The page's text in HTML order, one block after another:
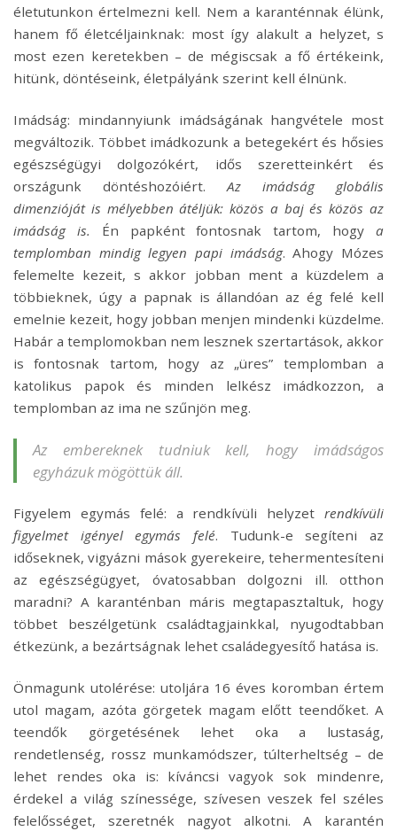
életutunkon értelmezni kell. Nem a karanténnak élünk,
hanem fő életcéljainknak: most így alakult a helyzet, s
most ezen keretekben – de mégiscsak a fő értékeink,
hitünk, döntéseink, életpályánk szerint kell élnünk.
Imádság: mindannyiunk imádságának hangvétele most
megváltozik. Többet imádkozunk a betegekért és hősies
egészségügyi dolgozókért, idős szeretteinkért és
országunk döntéshozóiért.Az imádság globális
dimenzióját is mélyebben átéljük: közös a baj és közös az
imádság is. Én papként fontosnak tartom, hogya
templomban mindig legyen papi imádság. Ahogy Mózes
felemelte kezeit, s akkor jobban ment a küzdelem a
többieknek, úgy a papnak is állandóan az ég felé kell
emelnie kezeit, hogy jobban menjen mindenki küzdelme.
Habár a templomokban nem lesznek szertartások, akkor
is fontosnak tartom, hogy az „üres” templomban a
katolikus papok és minden lelkész imádkozzon, a
templomban az ima ne szűnjön meg.
Az embereknek tudniuk kell, hogy imádságos
egyházuk mögöttük áll.
Figyelem egymás felé: a rendkívüli helyzet rendkívüli
figyelmet igényel egymás felé. Tudunk-e segíteni az
időseknek, vigyázni mások gyerekeire, tehermentesíteni
az egészségügyet, óvatosabban dolgozni ill. otthon
maradni? A karanténban máris megtapasztaltuk, hogy
többet beszélgetünk családtagjainkkal, nyugodtabban
étkezünk, a bezártságnak lehet családegyesítő hatása is.
Önmagunk utolérése: utoljára 16 éves koromban értem
utol magam, azóta görgetek magam előtt teendőket. A
teendők görgetésének lehet oka a lustaság,
rendetlenség, rossz munkamódszer, túlterheltség – de
lehet rendes oka is: kíváncsi vagyok sok mindenre,
érdekel a világ színessége, szívesen veszek fel széles
felelősséget, szeretnék nagyot alkotni. A karantén